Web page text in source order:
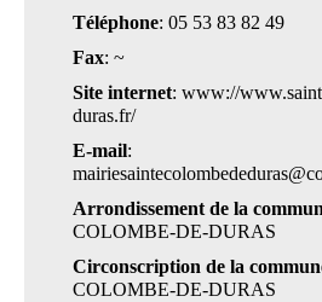
Téléphone: 05 53 83 82 49
Fax: ~
Site internet: www://
duras.fr/
E-mail:
Arrondissement de la
COLOMBE-DE-DURAS
Circonscription de la
COLOMBE-DE-DURAS